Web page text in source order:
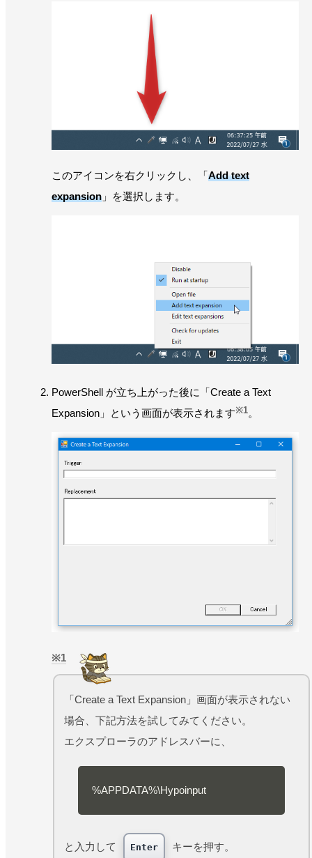
このアイコンを右クリックし、「Add text
expansion 」を選択します。
PowerShell が立ち上がった後に「Create a Text
Expansion」という画面が表示されます※1。
1
「Create a Text Expansion」画面が表示されない
場合、下記方法を試してみてください。
エクスプローラのアドレスバーに、
%APPDATA%\Hypoinput
と入力して Enter キーを押す。